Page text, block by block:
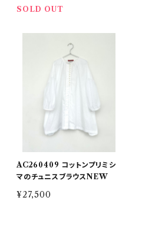
SOLD OUT
AC260409 コットンプリミシ
マのチュニスブラウスNEW
¥27,500